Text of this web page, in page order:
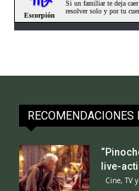
RECOMENDACIONES
live-
Cine, TV